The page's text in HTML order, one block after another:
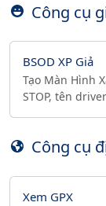
Công cụ
BSOD XP Giả
Tạo Màn Hình
STOP, tên
Công cụ
Xem GPX